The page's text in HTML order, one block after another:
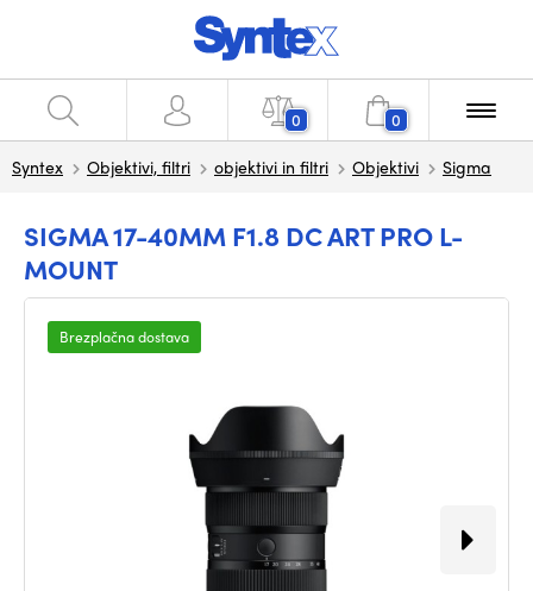
0 0
Syntex Objektivi, filtri objektivi in filtri Objektivi Sigma
SIGMA 17-40MM F1.8 DC ART PRO L-
MOUNT
Brezplačna dostava